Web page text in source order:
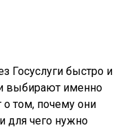
Госуслуги быстро и
выбирают именно
о том, почему они
для чего нужно